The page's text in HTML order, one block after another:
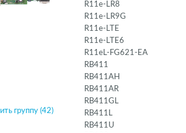
группу (42)
R11e-LR8
R11e-LR9G
R11e-LTE
R11e-LTE6
R11eL-FG621-EA
RB411
RB411AH
RB411AR
RB411GL
RB411L
RB411U